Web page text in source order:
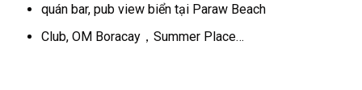
quán bar, pub view biển tại Paraw Beach
Club, OM Boracay，Summer Place…